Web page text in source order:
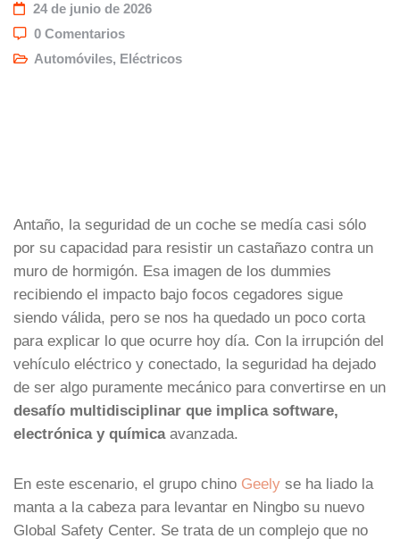
24 de junio de 2026
0 Comentarios
Automóviles, Eléctricos
Antaño, la seguridad de un coche se medía casi sólo
por su capacidad para resistir un castañazo contra un
muro de hormigón. Esa imagen de los dummies
recibiendo el impacto bajo focos cegadores sigue
siendo válida, pero se nos ha quedado un poco corta
para explicar lo que ocurre hoy día. Con la irrupción del
vehículo eléctrico y conectado, la seguridad ha dejado
de ser algo puramente mecánico para convertirse en un
desafío multidisciplinar que implica software,
electrónica y químicaavanzada.
En este escenario, el grupo chino Geely se ha liado la
manta a la cabeza para levantar en Ningbo su nuevo
Global Safety Center. Se trata de un complejo que no